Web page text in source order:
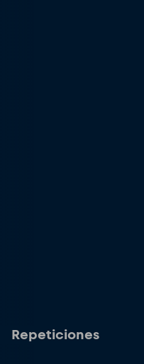
Repeticiones